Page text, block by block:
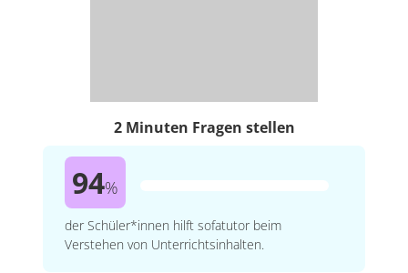
2 Minuten Fragen stellen
94%
der Schüler*innen hilft sofatutor beim
Verstehen von Unterrichtsinhalten.